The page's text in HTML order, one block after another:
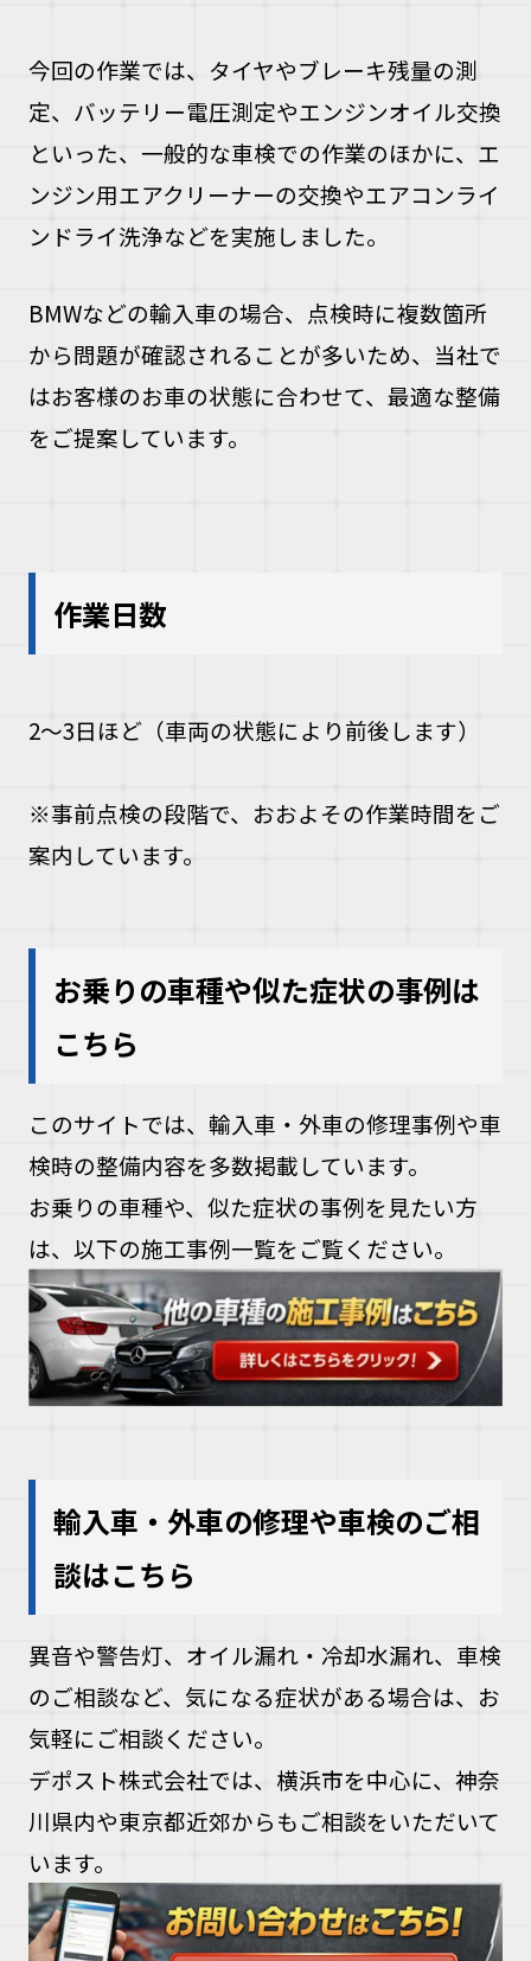
今回の作業では、タイヤやブレーキ残量の測
定、バッテリー電圧測定やエンジンオイル交換
といった、一般的な車検での作業のほかに、エ
ンジン用エアクリーナーの交換やエアコンライ
ンドライ洗浄などを実施しました。
BMWなどの輸入車の場合、点検時に複数箇所
から問題が確認されることが多いため、当社で
はお客様のお車の状態に合わせて、最適な整備
をご提案しています。
作業日数
2〜3日ほど（車両の状態により前後します）
※事前点検の段階で、おおよその作業時間をご
案内しています。
お乗りの車種や似た症状の事例は
こちら
このサイトでは、輸入車・外車の修理事例や車
検時の整備内容を多数掲載しています。
お乗りの車種や、似た症状の事例を見たい方
は、以下の施工事例一覧をご覧ください。
輸入車・外車の修理や車検のご相
談はこちら
異音や警告灯、オイル漏れ・冷却水漏れ、車検
のご相談など、気になる症状がある場合は、お
気軽にご相談ください。
デポスト株式会社では、横浜市を中心に、神奈
川県内や東京都近郊からもご相談をいただいて
います。